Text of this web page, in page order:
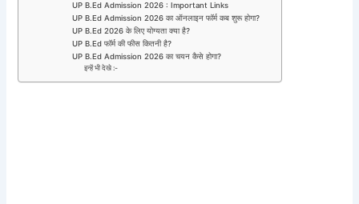
UP B.Ed Admission 2026 : Important Links
UP B.Ed Admission 2026 का ऑनलाइन फॉर्म कब शुरू होगा?
UP B.Ed 2026 के लिए योग्यता क्या है?
UP B.Ed फॉर्म की फीस कितनी है?
UP B.Ed Admission 2026 का चयन कैसे होगा?
इन्हें भी देखे :-